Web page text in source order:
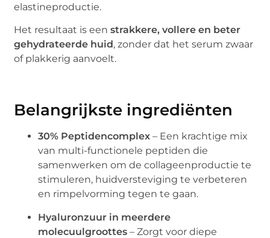
elastineproductie.
Het resultaat is eenstrakkere, vollere en beter
gehydrateerde huid, zonder dat het serum zwaar
of plakkerig aanvoelt.
Belangrijkste ingrediënten
30% Peptidencomplex – Een krachtige mix
van multi-functionele peptiden die
samenwerken om de collageenproductie te
stimuleren, huidversteviging te verbeteren
en rimpelvorming tegen te gaan.
Hyaluronzuur in meerdere
molecuulgroottes – Zorgt voor diepe